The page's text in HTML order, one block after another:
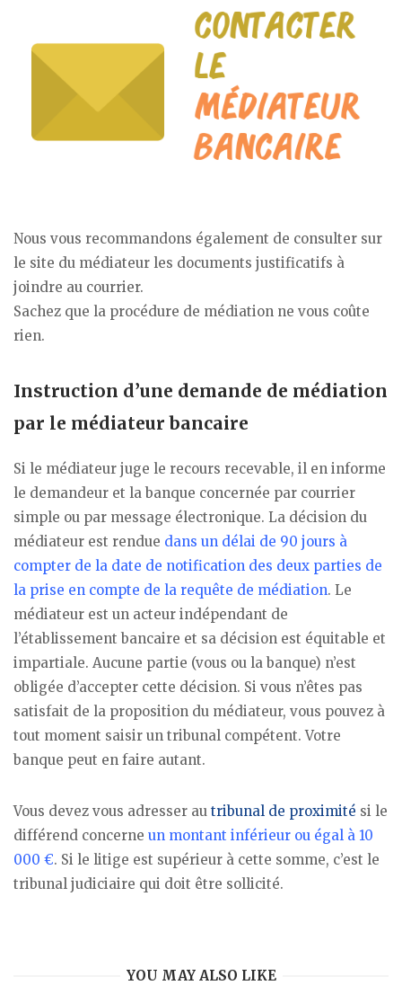
Nous vous recommandons également de consulter sur
le site du médiateur les documents justificatifs à
joindre au courrier.
Sachez que la procédure de médiation ne vous coûte
rien.
Instruction d’une demande de médiation
par le médiateur bancaire
Si le médiateur juge le recours recevable, il en informe
le demandeur et la banque concernée par courrier
simple ou par message électronique. La décision du
médiateur est rendue dans un délai de 90 jours à
compter de la date de notification des deux parties de
la prise en compte de la requête de médiation. Le
médiateur est un acteur indépendant de
l’établissement bancaire et sa décision est équitable et
impartiale. Aucune partie (vous ou la banque) n’est
obligée d’accepter cette décision. Si vous n’êtes pas
satisfait de la proposition du médiateur, vous pouvez à
tout moment saisir un tribunal compétent. Votre
banque peut en faire autant.
Vous devez vous adresser au tribunal de proximité si le
différend concerne un montant inférieur ou égal à 10
000 €. Si le litige est supérieur à cette somme, c’est le
tribunal judiciaire qui doit être sollicité.
YOU MAY ALSO LIKE